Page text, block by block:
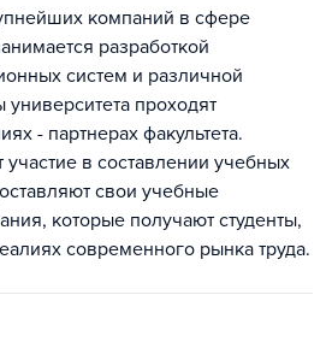
компаний в сфере
разработкой
систем и различной
университета проходят
- партнерах факультета.
в составлении учебных
свои учебные
которые получают студенты,
современного рынка труда.